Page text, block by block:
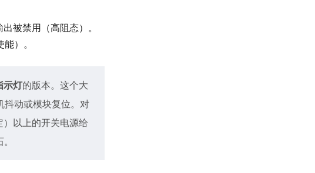
被禁用（高阻态）。
）。
示灯的版本。这个大
抖动或模块复位。对
以上的开关电源给